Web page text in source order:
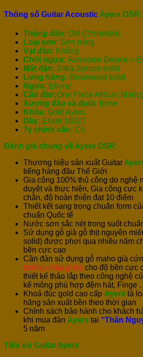
Thông số Guitar Acoustic Ayers OSR:
Thùng đàn: OM (Orchestra)
Loại sơn: Sơn bóng
Vạt đàn: Không
Chốt ngựa: Awesome Device –
Mặt đàn: Sitka Spruce solid
Lưng hông: Rosewood solid
Ngựa: Ebony
Cần đàn:One Piece African
Xương đầu và đuôi: Bone
Khóa: Gold Ayers
Dây: Elixer 16027
Ty chỉnh cần: Có
Đánh giá chung vềAyers OSR:
Thương hiệu sản xuất Guitar
tiếng hàng đầu Thế Giới
Gia công 100% thủ công do nghệ
duyệt và thực hiện, Gia công cực
chắn, độ hoàn thiện đạt 10 điểm
Thiết kết sang trọng chuẩn form
chuẩn Quốc tế
Nước sơn sắc nét trong suốt
Sử dụng gỗ già gỗ thịt nguyên
solid) được phơi qua nhiều năm
bền cực cao
Cần đàn sử dụng gỗ maho già
không chắp ghép cho độ bền cực
thiết kế tháo lắp theo công nghệ
kế mỏng phù hợp đệm hát, Finge
Khoá đúc gold cao cấp Ayers là
hãng sản xuất bền theo thời gian
Chính sách bảo hành cho khách
khi mua đàn Ayers tại “Thân
5 năm
Tiểu sử Guitar Ayers